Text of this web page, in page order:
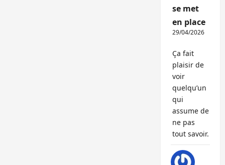
se met
en place
29/04/2026
Ça fait
plaisir de
voir
quelqu’un
qui
assume de
ne pas
tout savoir.